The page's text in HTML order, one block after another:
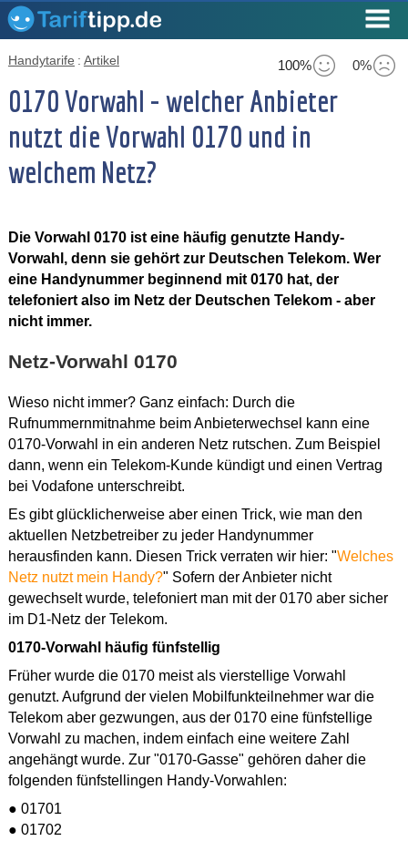
100% 0%
Handytarife : Artikel
0170 Vorwahl - welcher Anbieter
nutzt die Vorwahl 0170 und in
welchem Netz?
Die Vorwahl 0170 ist eine häufig genutzte Handy-
Vorwahl, denn sie gehört zur Deutschen Telekom. Wer
eine Handynummer beginnend mit 0170 hat, der
telefoniert also im Netz der Deutschen Telekom - aber
nicht immer.
Netz-Vorwahl 0170
Wieso nicht immer? Ganz einfach: Durch die
Rufnummernmitnahme beim Anbieterwechsel kann eine
0170-Vorwahl in ein anderen Netz rutschen. Zum Beispiel
dann, wenn ein Telekom-Kunde kündigt und einen Vertrag
bei Vodafone unterschreibt.
Es gibt glücklicherweise aber einen Trick, wie man den
aktuellen Netzbetreiber zu jeder Handynummer
herausfinden kann. Diesen Trick verraten wir hier: "Welches
Netz nutzt mein Handy?" Sofern der Anbieter nicht
gewechselt wurde, telefoniert man mit der 0170 aber sicher
im D1-Netz der Telekom.
0170-Vorwahl häufig fünfstellig
Früher wurde die 0170 meist als vierstellige Vorwahl
genutzt. Aufgrund der vielen Mobilfunkteilnehmer war die
Telekom aber gezwungen, aus der 0170 eine fünfstellige
Vorwahl zu machen, indem einfach eine weitere Zahl
angehängt wurde. Zur "0170-Gasse" gehören daher die
folgenden fünfstellingen Handy-Vorwahlen:
● 01701
● 01702